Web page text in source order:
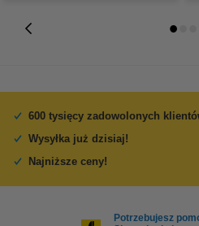
600 tysięcy zadowolonych
Wysyłka już dzisiaj!
Najniższe ceny!
Potrzebujesz